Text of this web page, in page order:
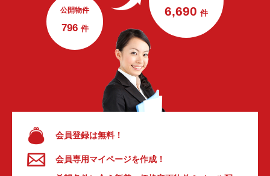
公開物件
796 件
6,690 件
会員登録は無料！
会員専用マイページを作成！